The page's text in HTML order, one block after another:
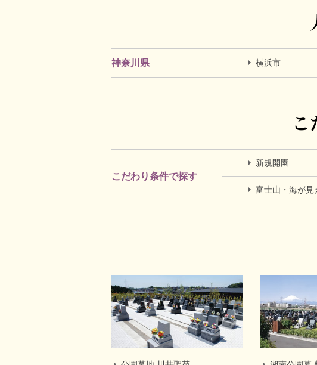
神奈川県 横浜市
こだわり条件で探す
新規開園
富士山・海が見